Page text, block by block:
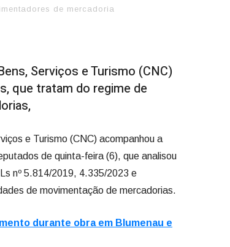
de mercadoria
Serviços e Turismo (CNC)
que tratam do regime de
e Turismo (CNC) acompanhou a
de quinta-feira (6), que analisou
nº 5.814/2019, 4.335/2023 e
de movimentação de mercadorias.
durante obra em Blumenau e